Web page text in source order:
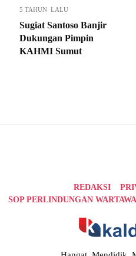
5 TAHUN LALU
Sugiat Santoso Banjir
Dukungan Pimpin
KAHMI Sumut
REDAKSI
SOP PERLINDUNGAN